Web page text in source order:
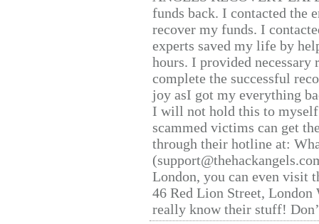
funds back. I contacted the
recover my funds. I
experts saved my life by
hours. I provided
complete the successful
joy asI got my everything
I will not hold this to
scammed victims can get
through their hotline at:
London, you can even visit
46 Red Lion Street, London
really know their stuff!